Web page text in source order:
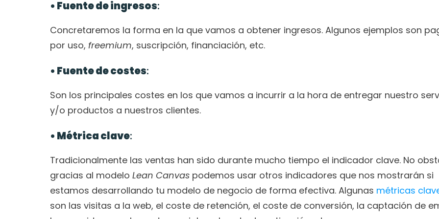
• Fuente de ingresos:
Concretaremos la forma en la que vamos a obtener ingresos. Algunos ejemplos son
por uso, freemium, suscripción, financiación, etc.
• Fuente de costes:
Son los principales costes en los que vamos a incurrir a la hora de entregar nuestro
y/o productos a nuestros clientes.
• Métrica clave:
Tradicionalmente las ventas han sido durante mucho tiempo el indicador clave. No
gracias al modelo Lean Canvas podemos usar otros indicadores que nos mostrarán si
estamos desarrollando tu modelo de negocio de forma efectiva. Algunas métricas
son las visitas a la web, el coste de retención, el coste de conversión, la captación de